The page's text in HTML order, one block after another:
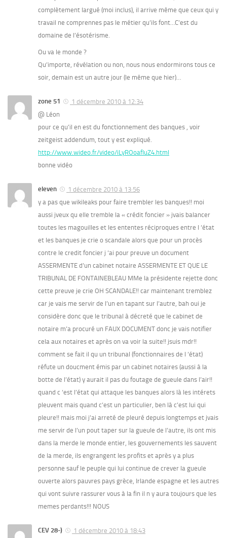
complètement largué (moi inclus), il arrive même que ceux qui y
travail ne comprennes pas le métier qu’ils font…C’est du
domaine de l’ésotérisme.
Ou va le monde ?
Qu’importe, révélation ou non, nous nous endormirons tous ce
soir, demain est un autre jour (le même que hier)…
zone 51
1 décembre 2010 à 12:34
@ Léon
pour ce qu’il en est du fonctionnement des banques , voir
zeitgeist addendum, tout y est expliqué.
http://www.wideo.fr/video/iLyROoafIuZ4.html
bonne vidéo
eleven
1 décembre 2010 à 13:56
y a pas que wikileaks pour faire trembler les banques!! moi
aussi jveux qu elle tremble la « crédit foncier » jvais balancer
toutes les magouilles et les ententes réciproques entre l ‘état
et les banques je crie o scandale alors que pour un procès
contre le credit foncier j ‘ai pour preuve un document
ASSERMENTE d’un cabinet notaire ASSERMENTE ET QUE LE
TRIBUNAL DE FONTAINEBLEAU MMe la présidente rejette donc
cette preuve je crie OH SCANDALE!! car maintenant tremblez
car je vais me servir de l’un en tapant sur l’autre, bah oui je
considère donc que le tribunal à décreté que le cabinet de
notaire m’a procuré un FAUX DOCUMENT donc je vais notifier
cela aux notaires et après on va voir la suite!! jsuis mdr!!
comment se fait il qu un tribunal (fonctionnaires de l ‘état)
réfute un doucment émis par un cabinet notaires (aussi à la
botte de l’état) y aurait il pas du foutage de gueule dans l’air!!
quand c ‘est l’état qui attaque les banques alors là les intérets
pleuvent mais quand c’est un particulier, ben là c’est lui qui
pleure!! mais moi j’ai arreté de pleuré depuis longtemps et jvais
me servir de l’un pout taper sur la gueule de l’autre, ils ont mis
dans la merde le monde entier, les gouvernements les sauvent
de la merde, ils engrangent les profits et après y a plus
personne sauf le peuple qui lui continue de crever la gueule
ouverte alors pauvres pays grèce, Irlande espagne et les autres
qui vont suivre rassurer vous à la fin il n y aura toujours que les
memes perdants!!! NOUS
CEV 28-)
1 décembre 2010 à 18:43